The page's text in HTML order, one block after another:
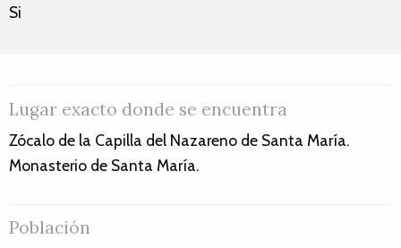
Si
Lugar exacto donde se encuentra
Zócalo de la Capilla del Nazareno de Santa María.
Monasterio de Santa María.
Población